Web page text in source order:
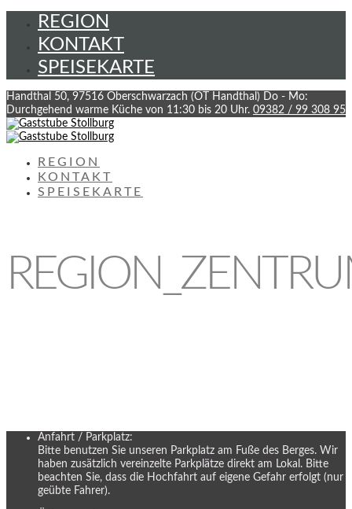
REGION
KONTAKT
SPEISEKARTE
Handthal 50, 97516 Oberschwarzach (OT Handthal) Do - Mo:
Durchgehend warme Küche von 11:30 bis 20 Uhr. 09382 / 99 308 95
REGION
KONTAKT
SPEISEKARTE
Anfahrt / Parkplatz:
Bitte benutzen Sie unseren Parkplatz am Fuße des Berges. Wir
haben zusätzlich vereinzelte Parkplätze direkt am Lokal. Bitte
beachten Sie, dass die Hochfahrt auf eigene Gefahr erfolgt (nur
geübte Fahrer).